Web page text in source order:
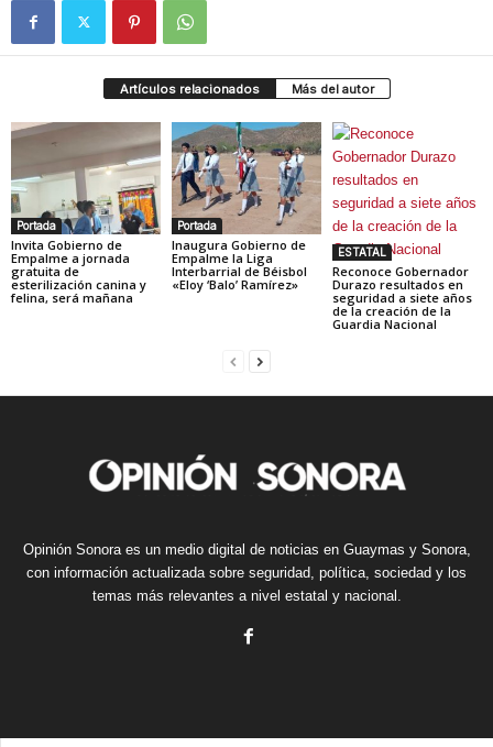
Artículos relacionados Más del autor
Portada
Invita Gobierno de
Empalme a jornada
gratuita de
esterilización canina y
felina, será mañana
Portada
Inaugura Gobierno de
Empalme la Liga
Interbarrial de Béisbol
«Eloy ‘Balo’ Ramírez»
ESTATAL
Reconoce Gobernador
Durazo resultados en
seguridad a siete años
de la creación de la
Guardia Nacional
Opinión Sonora es un medio digital de noticias en Guaymas y Sonora,
con información actualizada sobre seguridad, política, sociedad y los
temas más relevantes a nivel estatal y nacional.